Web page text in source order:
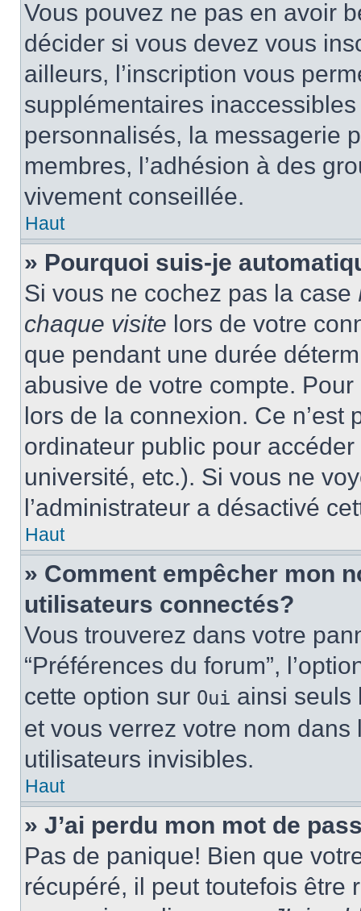
Vous pouvez ne pas en avoir
décider si vous devez vous
ailleurs, l’inscription vous
supplémentaires
personnalisés, la messagerie
membres, l’adhésion à des
vivement conseillée.
Haut
» Pourquoi suis-je
Si vous ne cochez pas la case
chaque visite lors de votre
que pendant une durée
abusive de votre compte.
lors de la connexion. Ce
ordinateur public pour
université, etc.). Si vous ne
l’administrateur a désactivé
Haut
» Comment empêcher mon
utilisateurs connectés?
Vous trouverez dans votre
“Préférences du forum”,
cette option sur Oui ainsi seuls
et vous verrez votre nom
utilisateurs invisibles.
Haut
» J’ai perdu mon mot de
Pas de panique! Bien que
récupéré, il peut toutefois être